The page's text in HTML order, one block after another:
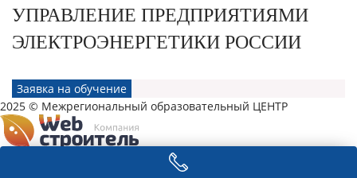
УПРАВЛЕНИЕ ПРЕДПРИЯТИЯМИ
ЭЛЕКТРОЭНЕРГЕТИКИ РОССИИ
Заявка на обучение
2025 © Межрегиональный образовательный ЦЕНТР